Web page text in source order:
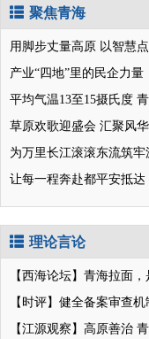
聚焦青海
用脚步丈量高原 以智慧
产业“四地”里的民企力量
平均气温13至15摄氏度
草原欢歌迎盛会 汇聚风
为万里长江滚滚东流筑牢
让每一程奔赴都平安抵达
理论言论
【西海论坛】青海拉面
【时评】健全备案审查
【江源观察】高原善治